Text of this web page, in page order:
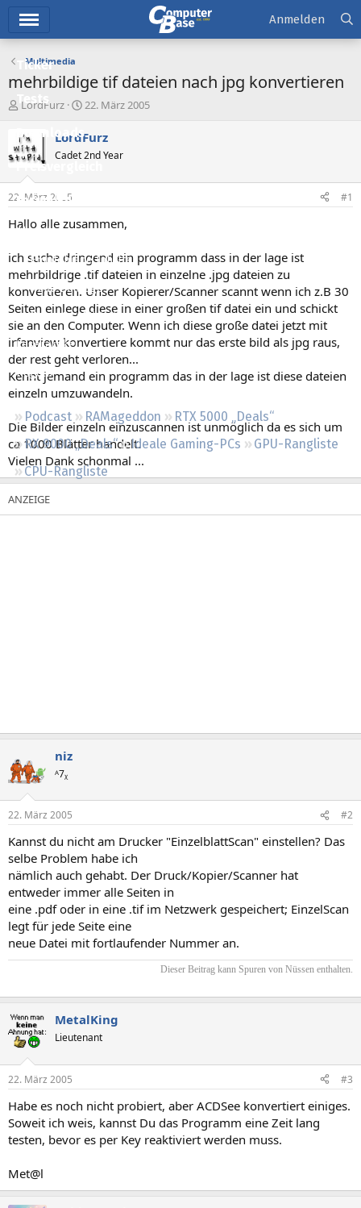
Ticker
Tests
Downloads
Preisvergleich
Forum
Aktuelles
Empfohlene Inhalte
Neue Beiträge
Neueste Aktivitäten
Leserartikel
Regeln
Podcast RAMageddon
RTX 5000 „Deals“
RX 9000 „Deals“
Ideale Gaming-PCs
GPU-Rangliste
CPU-Rangliste
Anmelden
Multimedia
mehrbildige tif dateien nach jpg konvertieren
E
s
t
e
e
r
LordFurz
E
s
e
t
a
22. März 2005
LordFurz
Cadet 2nd Year
22. März 2005 #1
Hallo alle zusammen,
ich suche dringend ein programm dass in der lage ist
mehrbildrige .tif dateien in einzelne .jpg dateien zu
konvertieren. Unser Kopierer/Scanner scannt wenn ich z.B 30
Seiten einlege diese in einer großen tif datei ein und schickt
sie an den Computer. Wenn ich diese große datei jetzt mit
irfanview konvertiere kommt nur das erste bild als jpg raus,
der rest geht verloren...
Kennt jemand ein programm das in der lage ist diese dateien
einzeln umzuwandeln.
Die Bilder einzeln einzuscannen ist unmöglich da es sich um
ca 1000 Blätter handelt.
Vielen Dank schonmal ...
niz
ᴬ7ᵪ
22. März 2005 #2
Kannst du nicht am Drucker "EinzelblattScan" einstellen? Das
selbe Problem habe ich
nämlich auch gehabt. Der Druck/Kopier/Scanner hat
entweder immer alle Seiten in
eine .pdf oder in eine .tif im Netzwerk gespeichert; EinzelScan
legt für jede Seite eine
neue Datei mit fortlaufender Nummer an.
Dieser Beitrag kann Spuren von Nüssen enthalten.​
MetalKing
Lieutenant
22. März 2005 #3
Habe es noch nicht probiert, aber ACDSee konvertiert einiges.
Soweit ich weis, kannst Du das Programm eine Zeit lang
testen, bevor es per Key reaktiviert werden muss.
Met@l